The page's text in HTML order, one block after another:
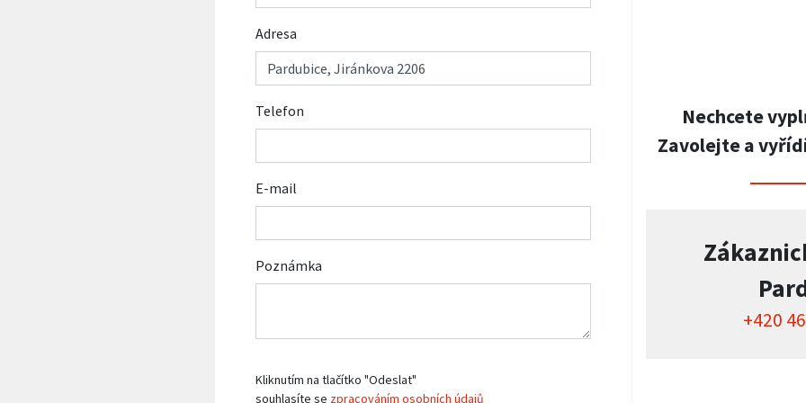
Adresa
Telefon
E-mail
Poznámka
Kliknutím na tlačítko "Odeslat"
souhlasíte se zpracováním osobních údajů
Nechcete
Zavolejte a
+420